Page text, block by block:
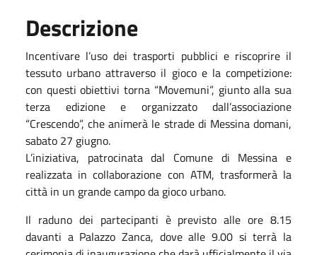
Descrizione
Incentivare l’uso dei trasporti pubblici e riscoprire il
tessuto urbano attraverso il gioco e la competizione:
con questi obiettivi torna “Movemuni”, giunto alla sua
terza edizione e organizzato dall’associazione
“Crescendo”, che animerà le strade di Messina domani,
sabato 27 giugno.
L’iniziativa, patrocinata dal Comune di Messina e
realizzata in collaborazione con ATM, trasformerà la
città in un grande campo da gioco urbano.
Il raduno dei partecipanti è previsto alle ore 8.15
davanti a Palazzo Zanca, dove alle 9.00 si terrà la